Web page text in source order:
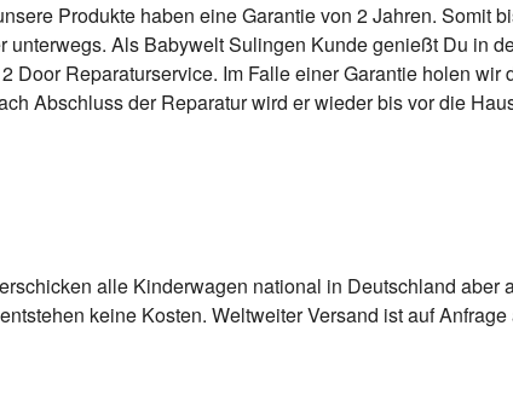
Produkte haben eine Garantie von 2 Jahren. Somit
unterwegs. Als Babywelt Sulingen Kunde genießt Du in
Door Reparaturservice. Im Falle einer Garantie holen
Abschluss der Reparatur wird er wieder bis vor die
alle Kinderwagen national in Deutschland aber
keine Kosten. Weltweiter Versand ist auf